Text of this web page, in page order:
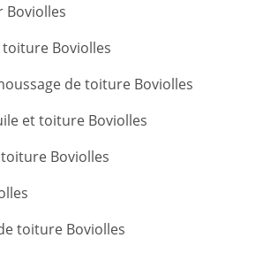
Boviolles
Boviolles
de toiture Boviolles
et toiture Boviolles
Boviolles
toiture Boviolles